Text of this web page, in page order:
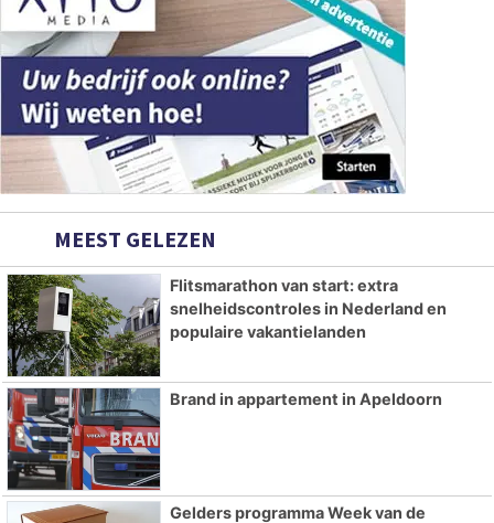
MEEST GELEZEN
Flitsmarathon van start: extra
snelheidscontroles in Nederland en
populaire vakantielanden
Brand in appartement in Apeldoorn
Gelders programma Week van de